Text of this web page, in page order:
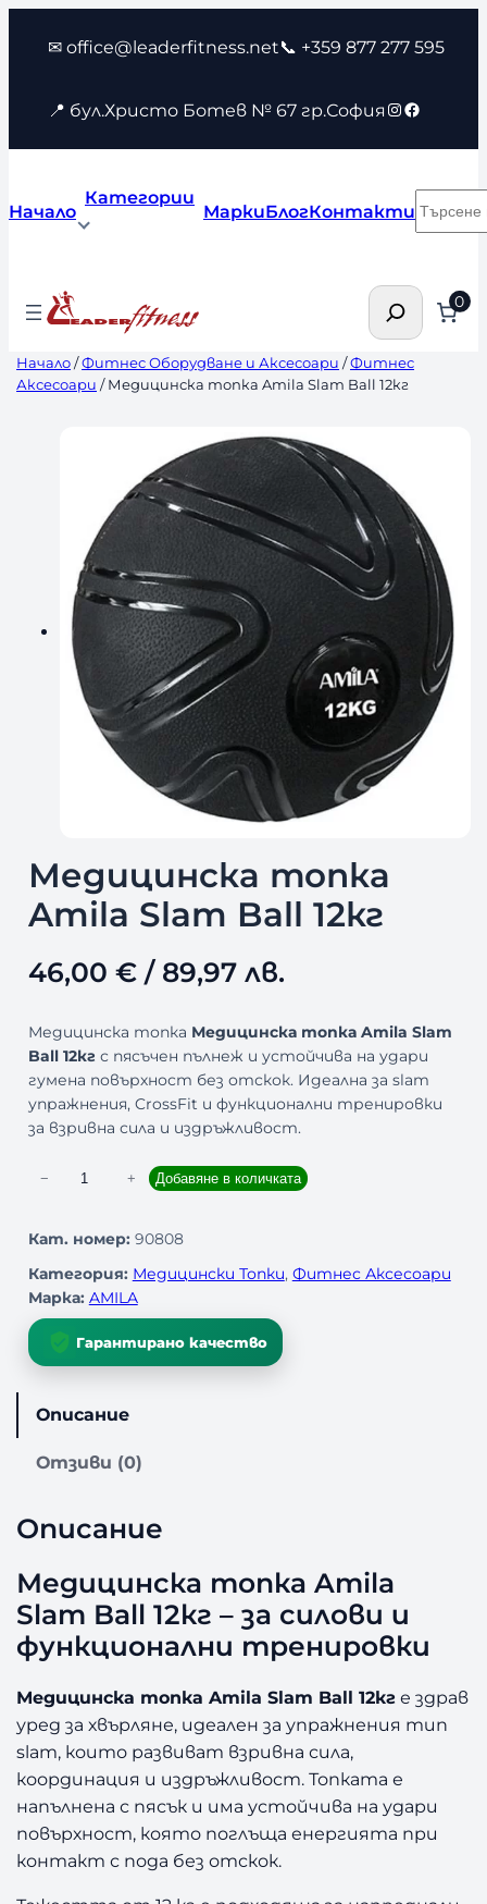
съдържанието
✉ office@leaderfitness.net📞 +359 877 277 595
📍 бул.Христо Ботев № 67 гр.София Instagram
Facebook
Начало
Категории
МаркиБлогКонтакти
Търсене 0
Начало/Фитнес Оборудване и Аксесоари /Фитнес
Аксесоари / Медицинска топка Amila Slam Ball 12кг
Медицинска топка
Amila Slam Ball 12кг
46,00 €/ 89,97 лв.
Медицинска топка Медицинска топка Amila Slam
Ball 12кг с пясъчен пълнеж и устойчива на удари
гумена повърхност без отскок. Идеална за slam
упражнения, CrossFit и функционални тренировки
за взривна сила и издръжливост.
ч
е
с
т
М
д
и
и
н
с
к
т
о
п
к
а
A
l
− + Добавяне в количката
Кат. номер: 90808
Категория: Медицински Топки, Фитнес Аксесоари
Марка: AMILA
Гарантирано качество
Описание
Отзиви (0)
Описание
Медицинска топка Amila
Slam Ball 12кг – за силови и
функционални тренировки
Медицинска топка Amila Slam Ball 12кг е здрав
уред за хвърляне, идеален за упражнения тип
slam, които развиват взривна сила,
координация и издръжливост. Топката е
напълнена с пясък и има устойчива на удари
повърхност, която поглъща енергията при
контакт с пода без отскок.